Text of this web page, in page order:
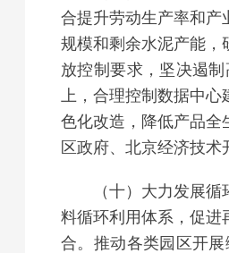
合提升劳动生产率和产
规模和剩余水泥产能，
放控制要求，坚决遏
上，合理控制数据中心
色化改造，降低产品全
区政府、北京经济技
（十）大力发展循环
料循环利用体系，促进
合。推动各类园区开